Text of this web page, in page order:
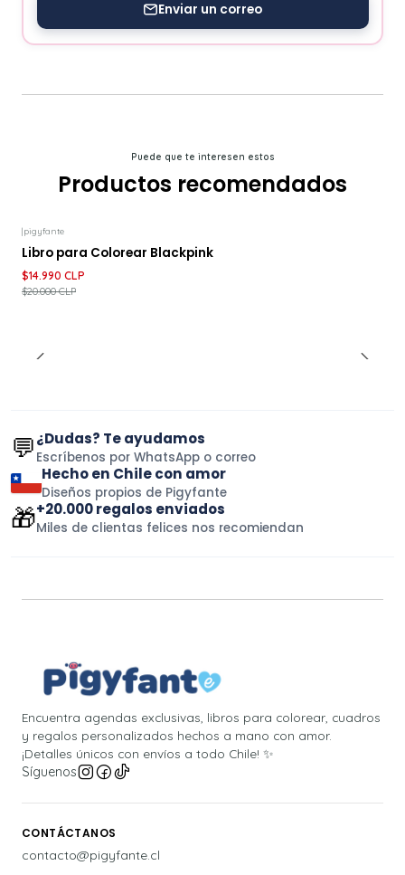
Enviar un correo
Puede que te interesen estos
Productos recomendados
DESCUENTO
|pigyfante
Libro para Colorear Blackpink
$14.990 CLP
$20.000 CLP
💬¿Dudas? Te ayudamos
Escríbenos por WhatsApp o correo
Hecho en Chile con amor
Diseños propios de Pigyfante
🎁+20.000 regalos enviados
Miles de clientas felices nos recomiendan
Encuentra agendas exclusivas, libros para colorear, cuadros
y regalos personalizados hechos a mano con amor.
¡Detalles únicos con envíos a todo Chile! ✨
Síguenos
CONTÁCTANOS
contacto@pigyfante.cl